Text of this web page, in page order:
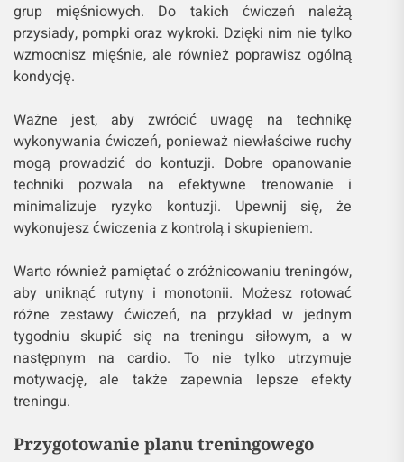
grup mięśniowych. Do takich ćwiczeń należą
przysiady, pompki oraz wykroki. Dzięki nim nie tylko
wzmocnisz mięśnie, ale również poprawisz ogólną
kondycję.
Ważne jest, aby zwrócić uwagę na technikę
wykonywania ćwiczeń, ponieważ niewłaściwe ruchy
mogą prowadzić do kontuzji. Dobre opanowanie
techniki pozwala na efektywne trenowanie i
minimalizuje ryzyko kontuzji. Upewnij się, że
wykonujesz ćwiczenia z kontrolą i skupieniem.
Warto również pamiętać o zróżnicowaniu treningów,
aby uniknąć rutyny i monotonii. Możesz rotować
różne zestawy ćwiczeń, na przykład w jednym
tygodniu skupić się na treningu siłowym, a w
następnym na cardio. To nie tylko utrzymuje
motywację, ale także zapewnia lepsze efekty
treningu.
Przygotowanie planu treningowego